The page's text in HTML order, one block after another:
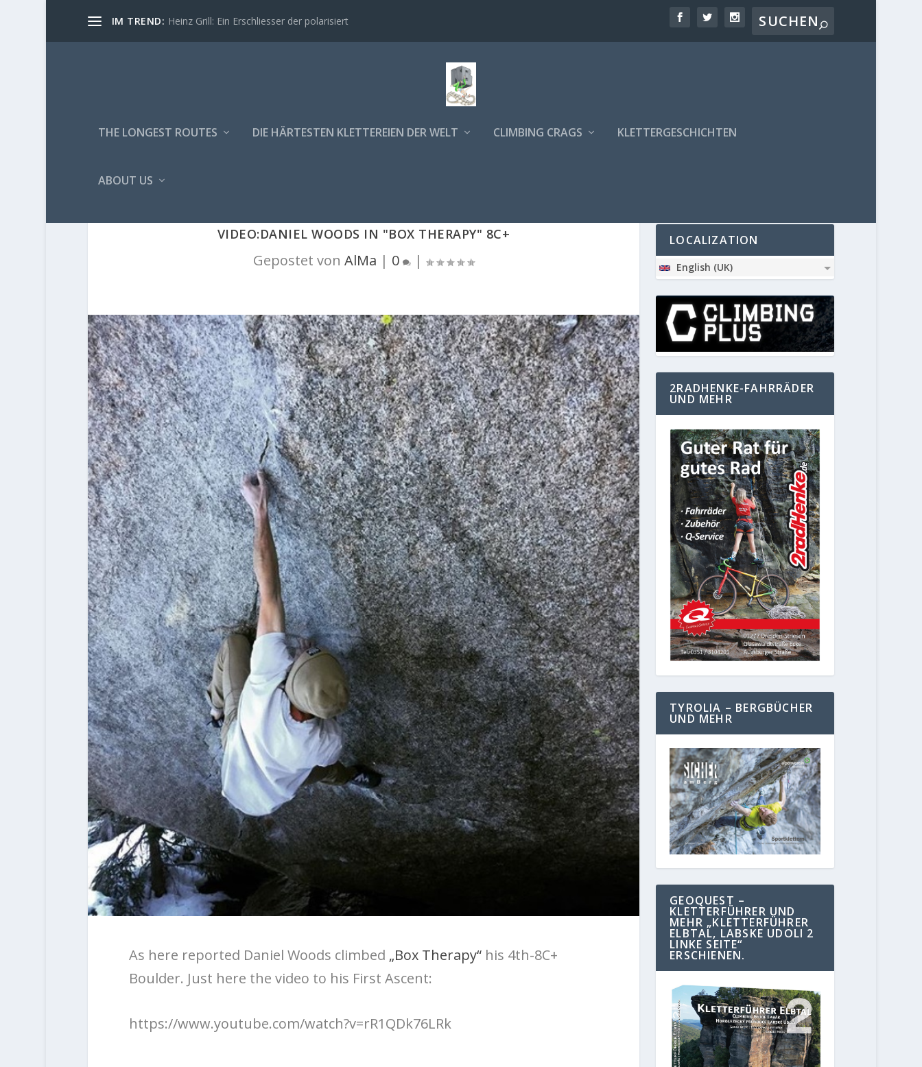
IM TREND: Heinz Grill: Ein Erschliesser der polarisiert
THE LONGEST ROUTES DIE HÄRTESTEN KLETTEREIEN DER WELT CLIMBING CRAGS KLETTERGESCHICHTEN
ABOUT US
VIDEO:DANIEL WOODS IN "BOX THERAPY" 8C+
Gepostet von AlMa | 0 |
As here reported Daniel Woods climbed „Box Therapy“his 4th-8C+
Boulder. Just here the video to his First Ascent:
https://www.youtube.com/watch?v=rR1QDk76LRk
LOCALIZATION
English (UK)
2RADHENKE-FAHRRÄDER
UND MEHR
TYROLIA – BERGBÜCHER
UND MEHR
GEOQUEST –
KLETTERFÜHRER UND
MEHR „KLETTERFÜHRER
ELBTAL, LABSKE UDOLI 2
LINKE SEITE“
ERSCHIENEN.